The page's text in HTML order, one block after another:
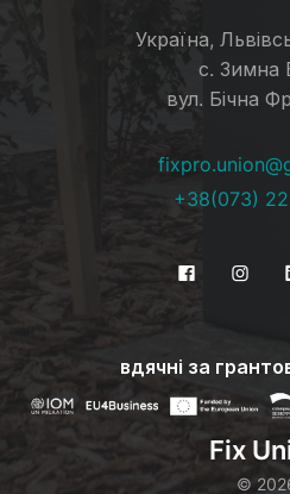
Україна,
с. Зимна
вул. Бічна
+38(073)
Fix
©
вдячні за